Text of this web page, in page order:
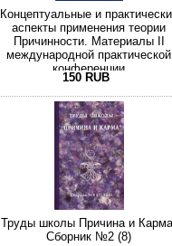
Концептуальные и
аспекты применения теории
Причинности. Материалы II
международной практической
конференции
150 RUB
Труды школы Причина и
Сборник №2 (8)